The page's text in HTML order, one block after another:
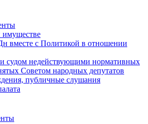
имуществе
вместе с Политикой в отношении
судом недействующими нормативных
Советом народных депутатов
публичные слушания